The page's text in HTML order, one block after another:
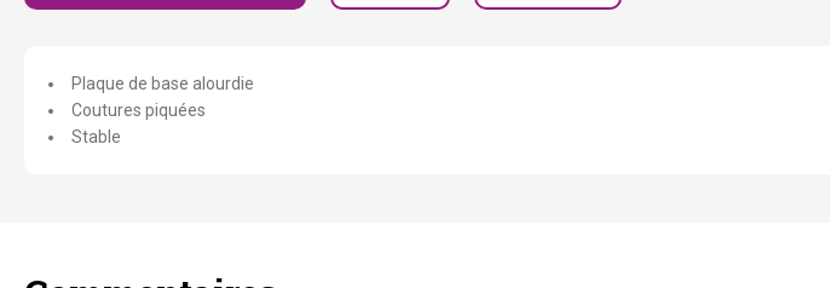
Plaque de base alourdie
Coutures piquées
Stable